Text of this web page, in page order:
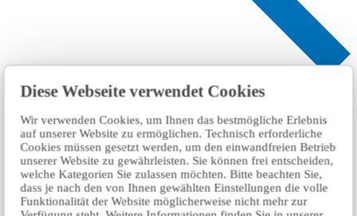
Diese Webseite verwendet Cookies
Wir verwenden Cookies, um Ihnen das bestmögliche Erlebnis
auf unserer Website zu ermöglichen. Technisch erforderliche
Cookies müssen gesetzt werden, um den einwandfreien Betrieb
unserer Website zu gewährleisten. Sie können frei entscheiden,
welche Kategorien Sie zulassen möchten. Bitte beachten Sie,
dass je nach den von Ihnen gewählten Einstellungen die volle
Funktionalität der Website möglicherweise nicht mehr zur
搜索